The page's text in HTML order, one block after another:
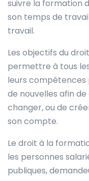
suivre la formation
son temps de
travail.
Les objectifs du
permettre à tous
leurs compétences
de nouvelles afin
changer, ou de
son compte.
Le droit à la
les personnes
publiques,